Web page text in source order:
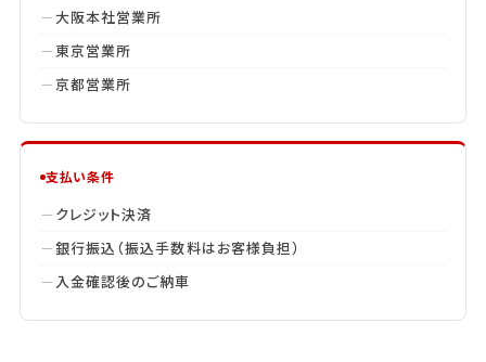
大阪本社営業所
東京営業所
京都営業所
支払い条件
クレジット決済
銀行振込（振込手数料はお客様負担）
入金確認後のご納車